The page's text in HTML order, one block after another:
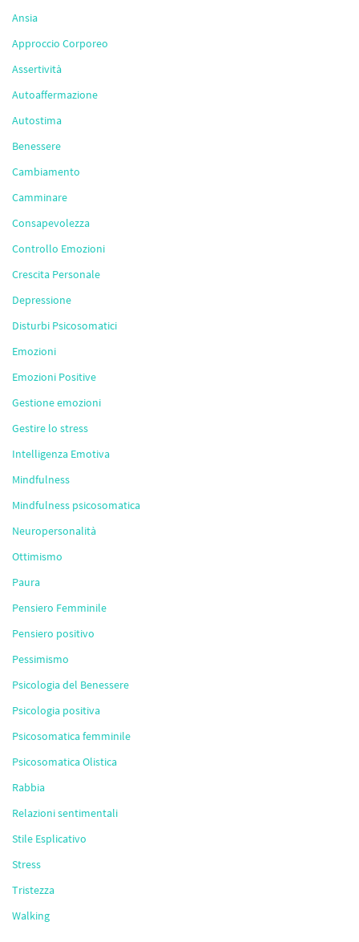
Ansia
Approccio Corporeo
Assertività
Autoaffermazione
Autostima
Benessere
Cambiamento
Camminare
Consapevolezza
Controllo Emozioni
Crescita Personale
Depressione
Disturbi Psicosomatici
Emozioni
Emozioni Positive
Gestione emozioni
Gestire lo stress
Intelligenza Emotiva
Mindfulness
Mindfulness psicosomatica
Neuropersonalità
Ottimismo
Paura
Pensiero Femminile
Pensiero positivo
Pessimismo
Psicologia del Benessere
Psicologia positiva
Psicosomatica femminile
Psicosomatica Olistica
Rabbia
Relazioni sentimentali
Stile Esplicativo
Stress
Tristezza
Walking